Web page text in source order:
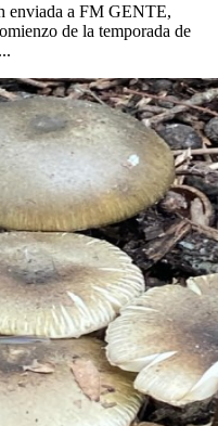
enviada a FM GENTE,
de la temporada de